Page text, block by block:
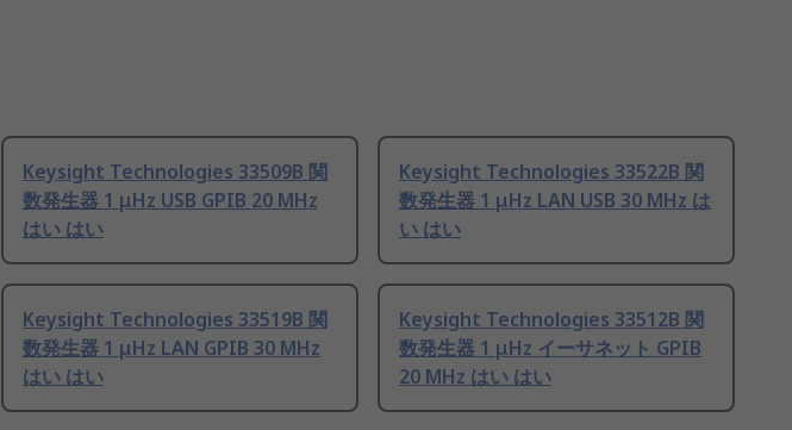
Keysight Technologies 33509B 関
数発生器 1 μHz USB GPIB 20 MHz
はい はい
Keysight Technologies 33522B 関
数発生器 1 μHz LAN USB 30 MHz は
い はい
Keysight Technologies 33519B 関
数発生器 1 μHz LAN GPIB 30 MHz
はい はい
Keysight Technologies 33512B 関
数発生器 1 μHz イーサネット GPIB
20 MHz はい はい